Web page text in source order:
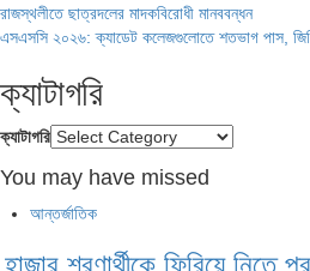
রাজস্থলীতে ছাত্রদলের মাদকবিরোধী মানববন্ধন
এসএসসি ২০২৬: ক্যাডেট কলেজগুলোতে শতভাগ পাস,
ক্যাটাগরি
ক্যাটাগরি
You may have missed
আন্তর্জাতিক
শরণার্থীকে ফিরিয়ে নিতে